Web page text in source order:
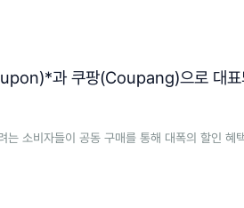
과 쿠팡(Coupang)으로 대표
소비자들이 공동 구매를 통해 대폭의 할인 혜